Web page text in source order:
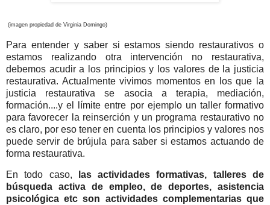
(imagen propiedad de Virginia Domingo)
Para entender y saber si estamos siendo restaurativos o
estamos realizando otra intervención no restaurativa,
debemos acudir a los principios y los valores de la justicia
restaurativa. Actualmente vivimos momentos en los que la
justicia restaurativa se asocia a terapia, mediación,
formación....y el límite entre por ejemplo un taller formativo
para favorecer la reinserción y un programa restaurativo no
es claro, por eso tener en cuenta los principios y valores nos
puede servir de brújula para saber si estamos actuando de
forma restaurativa.
En todo caso,
las actividades formativas, talleres de
búsqueda activa de empleo, de deportes, asistencia
psicológica etc son actividades complementarias que